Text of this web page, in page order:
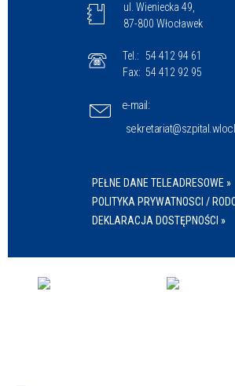
ul. Wieniecka 49,
87-800 Włocławek
Tel.: 54 412 94 61
Fax: 54 412 92 95
e-mail:
PEŁNE DANE TELEADRESOWE »
POLITYKA PRYWATNOSCI /
DEKLARACJA DOSTĘPNOŚCI »